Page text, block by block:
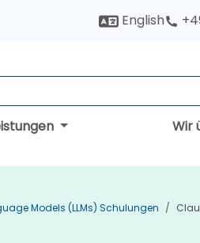
English
Wir
Models (LLMs) Schulungen